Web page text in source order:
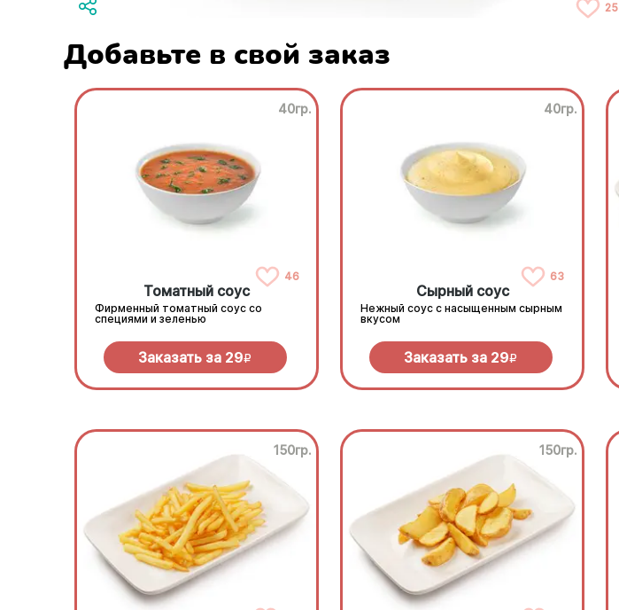
25
Добавьте в свой заказ
40гр.
46
Томатный соус
Фирменный томатный соус со
специями и зеленью
Заказать за 29R
40гр.
63
Сырный соус
Нежный соус с насыщенным сырным
вкусом
Заказать за 29R
150гр. 150гр.